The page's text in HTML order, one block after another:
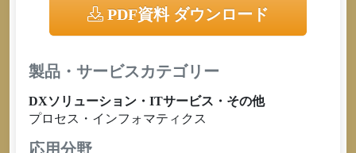
PDF資料 ダウンロード
製品・サービスカテゴリー
DXソリューション・ITサービス・その他
プロセス・インフォマティクス
応用分野